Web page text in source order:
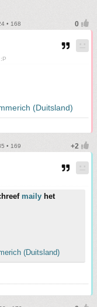
• 168
(Duitsland)
• 169
maily het
(Duitsland)